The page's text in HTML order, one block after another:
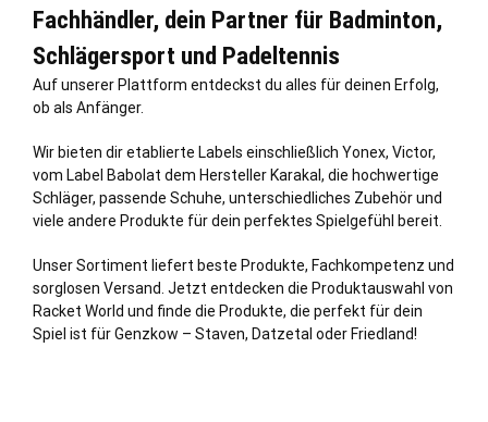
Fachhändler, dein Partner für Badminton,
Schlägersport und Padeltennis
Auf unserer Plattform entdeckst du alles für deinen Erfolg,
ob als Anfänger.
Wir bieten dir etablierte Labels einschließlich Yonex, Victor,
vom Label Babolat dem Hersteller Karakal, die hochwertige
Schläger, passende Schuhe, unterschiedliches Zubehör und
viele andere Produkte für dein perfektes Spielgefühl bereit.
Unser Sortiment liefert beste Produkte, Fachkompetenz und
sorglosen Versand. Jetzt entdecken die Produktauswahl von
Racket World und finde die Produkte, die perfekt für dein
Spiel ist für Genzkow – Staven, Datzetal oder Friedland!